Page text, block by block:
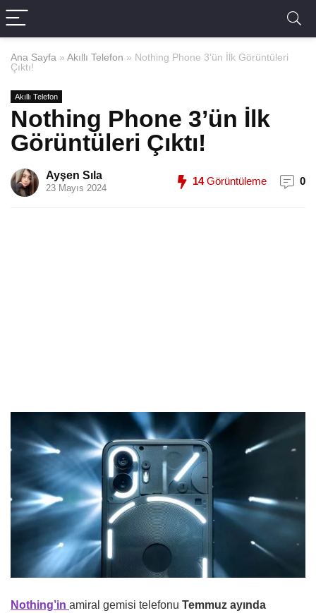
Ana Sayfa » Akıllı Telefon » Nothing Phone 3’ün İlk Görüntüleri
Çıktı!
Akıllı Telefon
Nothing Phone 3’ün İlk
Görüntüleri Çıktı!
Ayşen Sıla
23 Mayıs 2024
14Görüntüleme 0
Nothing’in amiral gemisi telefonu Temmuz ayında